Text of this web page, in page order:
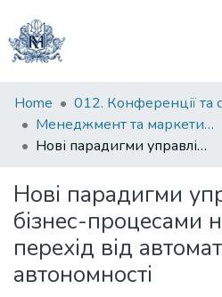
Communities
&
Collections
Statistics
Home
Менеджмент та маркетинг як фактори розвитку бізнесу : матеріали ІV Міжнародної науково-практичної конференції 15-17 квітня 2026 р.
Нові парадигми управління бізнес-процесами на підприємстві: перехід від автоматизації до автономності
Нові парадигми
бізнес-процесами
перехід від
автономності